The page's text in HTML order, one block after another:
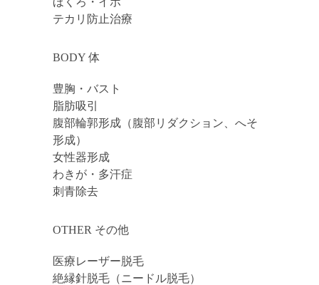
テカリ防止治療
BODY 体
豊胸・バスト
脂肪吸引
腹部輪郭形成（腹部リダクション、へそ
形成）
女性器形成
わきが・多汗症
刺青除去
OTHER その他
医療レーザー脱毛
絶縁針脱毛（ニードル脱毛）